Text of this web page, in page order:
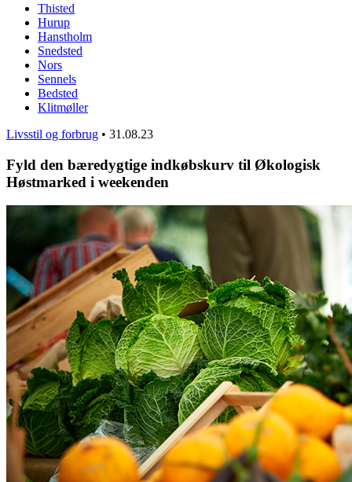
Thisted
Hurup
Hanstholm
Snedsted
Nors
Sennels
Bedsted
Klitmøller
Livsstil og forbrug • 31.08.23
Fyld den bæredygtige indkøbskurv til Økologisk
Høstmarked i weekenden